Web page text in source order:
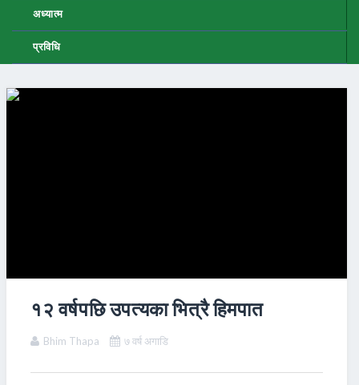
अध्यात्म
प्रविधि
१२ वर्षपछि उपत्यका भित्रै हिमपात
Bhim Thapa ७ वर्ष अगाडि